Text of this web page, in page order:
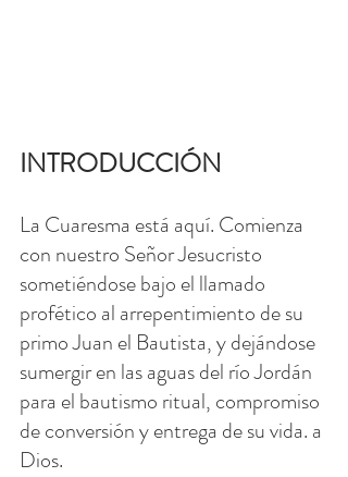
INTRODUCCIÓN
La Cuaresma está aquí. Comienza
con nuestro Señor Jesucristo
sometiéndose bajo el llamado
profético al arrepentimiento de su
primo Juan el Bautista, y dejándose
sumergir en las aguas del río Jordán
para el bautismo ritual, compromiso
de conversión y entrega de su vida. a
Dios.